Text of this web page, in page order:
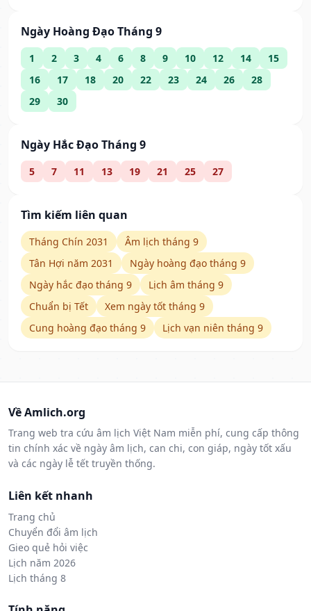
Ngày Hoàng Đạo Tháng 9
1 2 3 4 6 8 9 10 12 14
15
16
17 18 20 22 23 24 26
28
29
30
Ngày Hắc Đạo Tháng 9
5 7 11 13 19 21 25 27
Tìm kiếm liên quan
Tháng Chín 2031
Âm lịch tháng 9
Tân Hợi năm 2031
Ngày hoàng đạo tháng 9
Ngày hắc đạo tháng 9
Lịch âm tháng 9
Chuẩn bị Tết
Xem ngày tốt tháng 9
Cung hoàng đạo tháng 9
Lịch vạn niên tháng 9
Về Amlich.org
Trang web tra cứu âm lịch Việt Nam miễn phí, cung cấp thông
tin chính xác về ngày âm lịch, can chi, con giáp, ngày tốt xấu
và các ngày lễ tết truyền thống.
Liên kết nhanh
Trang chủ
Chuyển đổi âm lịch
Gieo quẻ hỏi việc
Lịch năm 2026
Lịch tháng 8